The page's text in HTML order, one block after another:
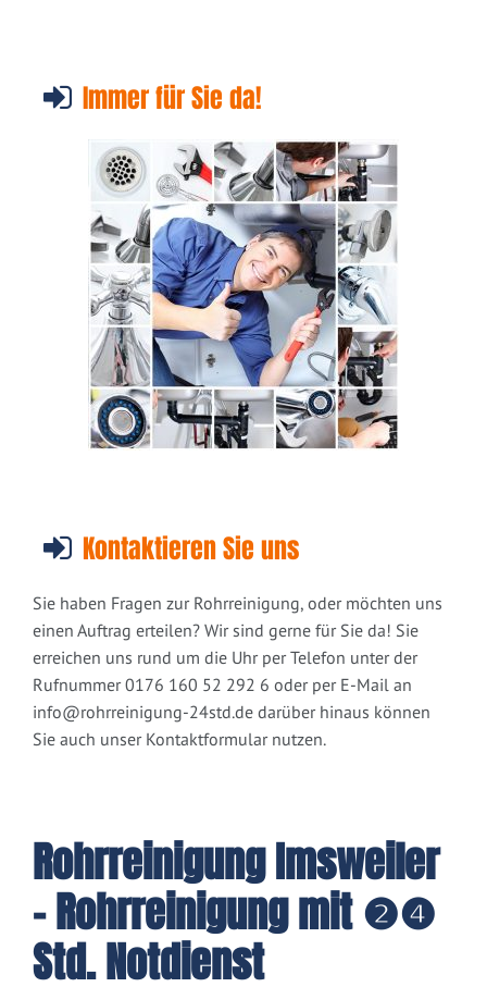
Immer für Sie da!
Kontaktieren Sie uns
Sie haben Fragen zur Rohrreinigung, oder möchten uns
einen Auftrag erteilen? Wir sind gerne für Sie da! Sie
erreichen uns rund um die Uhr per Telefon unter der
Rufnummer 0176 160 52 292 6 oder per E-Mail an
info@rohrreinigung-24std.de darüber hinaus können
Sie auch unser Kontaktformular nutzen.
Rohrreinigung Imsweiler
- Rohrreinigung mit ❷❹
Std. Notdienst